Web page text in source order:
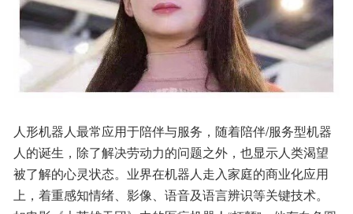
人形机器人最常应用于陪伴与服务，随着陪伴/服务型机器
人的诞生，除了解决劳动力的问题之外，也显示人类渴望
被了解的心灵状态。业界在机器人走入家庭的商业化应用
上，着重感知情绪、影像、语音及语言辨识等关键技术。